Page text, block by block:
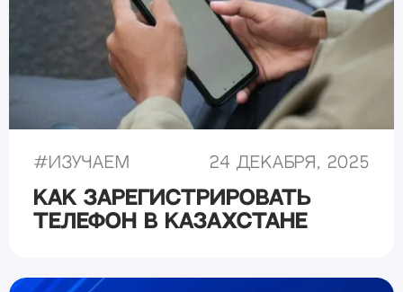
#Изучаем 24 декабря, 2025
Как зарегистрировать
телефон в Казахстане